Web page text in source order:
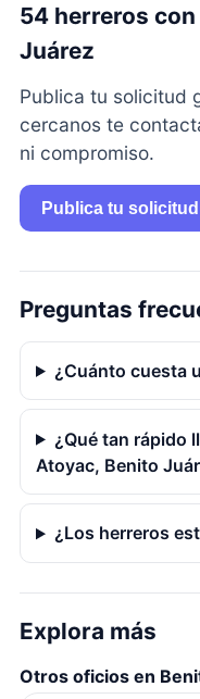
54 herreros
Juárez
Publica tu solicitud
cercanos te
ni compromiso.
Publica tu
Preguntas
¿Cuánto cuesta
¿Qué tan rápido
Atoyac, Benito
¿Los herreros
Explora más
Otros oficios en